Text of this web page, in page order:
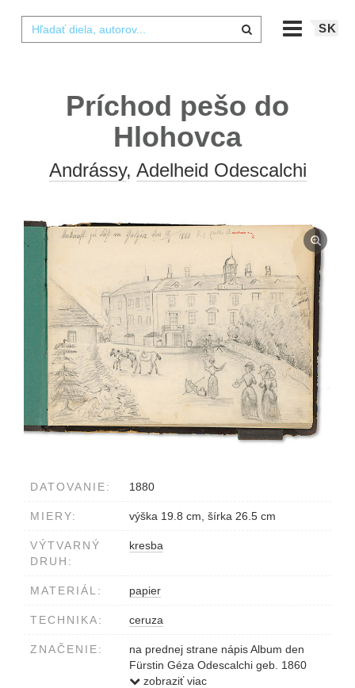
SK
Príchod pešo do
Hlohovca
Andrássy, Adelheid Odescalchi
DATOVANIE: 1880
MIERY: výška 19.8 cm, šírka 26.5 cm
VÝTVARNÝ
DRUH:
kresba
MATERIÁL: papier
TECHNIKA: ceruza
ZNAČENIE:
na prednej strane nápis Album den
Fürstin Géza Odescalchi geb. 1860
gest. 1927 Gräfin Etelka Andrássy aus
zobraziť viac